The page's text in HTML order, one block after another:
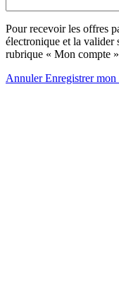
Pour recevoir les offres
électronique et la valider
rubrique « Mon compte »
AnnulerEnregistrer mon